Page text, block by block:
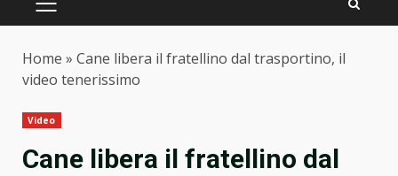
PRIMARY
Home » Cane libera il fratellino dal trasportino, il
video tenerissimo
Video
Cane libera il fratellino dal